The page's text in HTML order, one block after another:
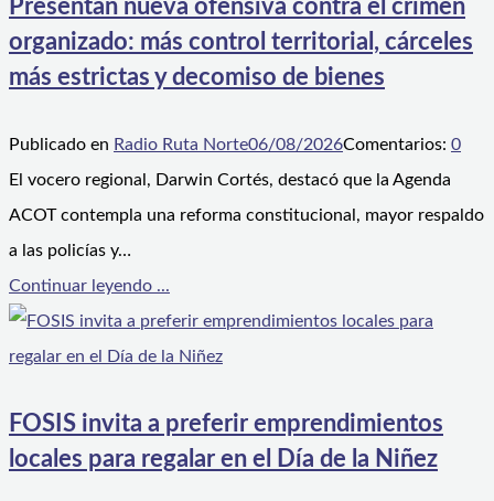
Presentan nueva ofensiva contra el crimen
organizado: más control territorial, cárceles
más estrictas y decomiso de bienes
Publicado en Radio Ruta Norte06/08/2026Comentarios: 0
El vocero regional, Darwin Cortés, destacó que la Agenda
ACOT contempla una reforma constitucional, mayor respaldo
a las policías y…
Continuar leyendo ...
FOSIS invita a preferir emprendimientos
locales para regalar en el Día de la Niñez